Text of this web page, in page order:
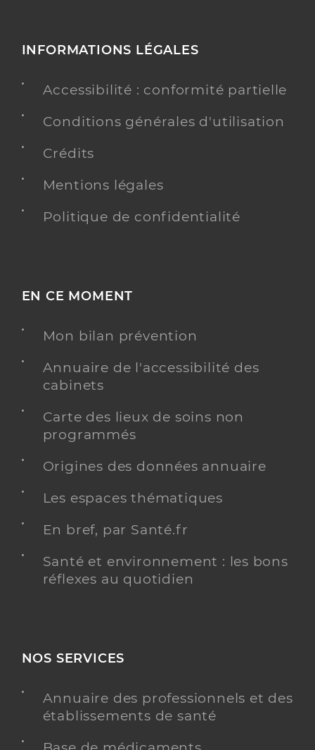
INFORMATIONS LÉGALES
Accessibilité : conformité partielle
Conditions générales d'utilisation
Crédits
Mentions légales
Politique de confidentialité
EN CE MOMENT
Mon bilan prévention
Annuaire de l'accessibilité des
cabinets
Carte des lieux de soins non
programmés
Origines des données annuaire
Les espaces thématiques
En bref, par Santé.fr
Santé et environnement : les bons
réflexes au quotidien
NOS SERVICES
Annuaire des professionnels et des
établissements de santé